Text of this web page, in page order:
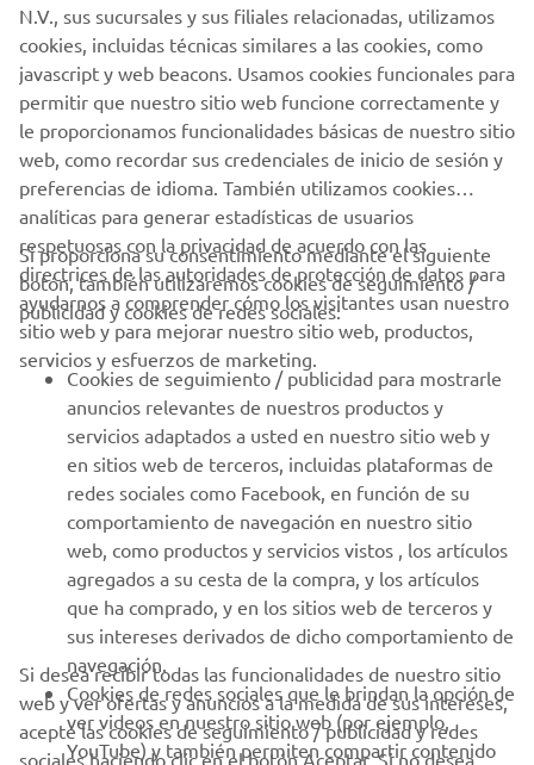
Al continuar, confirmas que has leído la política de
privacidad.
SOLICITA UNA PRUEBA DE PRODUCTO
CORPORATIVO
PROFESIONALES
MÁS YAMAHA
AYUDA
BOLETÍN DE NOTICIAS
Sé el primero en enterarte de las últimas ofertas, eventos
especiales, novedades
N.V., sus sucursales y sus filiales relacionadas, utilizamos
cookies, incluidas técnicas similares a las cookies, como
javascript y web beacons. Usamos cookies funcionales para
permitir que nuestro sitio web funcione correctamente y
le proporcionamos funcionalidades básicas de nuestro sitio
web, como recordar sus credenciales de inicio de sesión y
preferencias de idioma. También utilizamos cookies
analíticas para generar estadísticas de usuarios
respetuosas con la privacidad de acuerdo con las
directrices de las autoridades de protección de datos para
ayudarnos a comprender cómo los visitantes usan nuestro
sitio web y para mejorar nuestro sitio web, productos,
servicios y esfuerzos de marketing.
Si proporciona su consentimiento mediante el siguiente
botón, también utilizaremos cookies de seguimiento /
publicidad y cookies de redes sociales:
Cookies de seguimiento / publicidad para mostrarle
anuncios relevantes de nuestros productos y
servicios adaptados a usted en nuestro sitio web y
en sitios web de terceros, incluidas plataformas de
redes sociales como Facebook, en función de su
comportamiento de navegación en nuestro sitio
web, como productos y servicios vistos , los artículos
agregados a su cesta de la compra, y los artículos
que ha comprado, y en los sitios web de terceros y
sus intereses derivados de dicho comportamiento de
navegación.
Cookies de redes sociales que le brindan la opción de
ver videos en nuestro sitio web (por ejemplo,
YouTube) y también permiten compartir contenido
Si desea recibir todas las funcionalidades de nuestro sitio
web y ver ofertas y anuncios a la medida de sus intereses,
acepte las cookies de seguimiento / publicidad y redes
sociales haciendo clic en el botón Aceptar. Si no desea